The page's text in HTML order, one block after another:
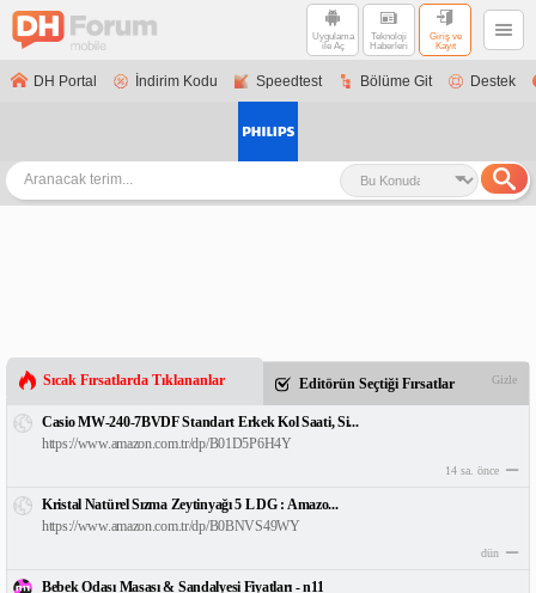
Uygulama
ile Aç
Teknoloji
Haberleri
Giriş ve
Kayıt
DH Portal İndirim Kodu Speedtest Bölüme Git Destek
Sıcak Fırsatlarda Tıklananlar Editörün Seçtiği Fırsatlar Gizle
Casio MW-240-7BVDF Standart Erkek Kol Saati, Si...
https://www.amazon.com.tr/dp/B01D5P6H4Y
14 sa. önce
Kristal Natürel Sızma Zeytinyağı 5 L DG : Amazo...
https://www.amazon.com.tr/dp/B0BNVS49WY
dün
Bebek Odası Masası & Sandalyesi Fiyatları - n11